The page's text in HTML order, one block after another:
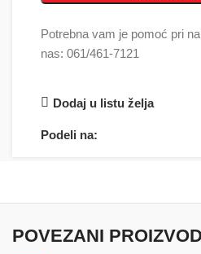
Potrebna vam je pomoć pri
nas: 061/461-7121
Dodaj u listu želja
Podeli na:
POVEZANI